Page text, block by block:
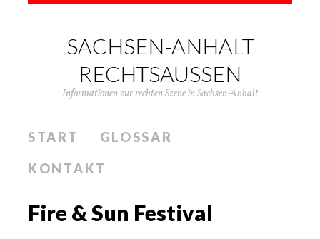
SACHSEN-ANHALT
RECHTSAUSSEN
Informationen zur rechten Szene in Sachsen-Anhalt
START
GLOSSAR
KONTAKT
Fire & Sun Festival